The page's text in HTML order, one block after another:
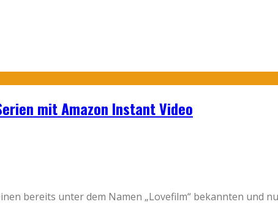
mit Amazon Instant Video
bereits unter dem Namen „Lovefilm“ bekannten und